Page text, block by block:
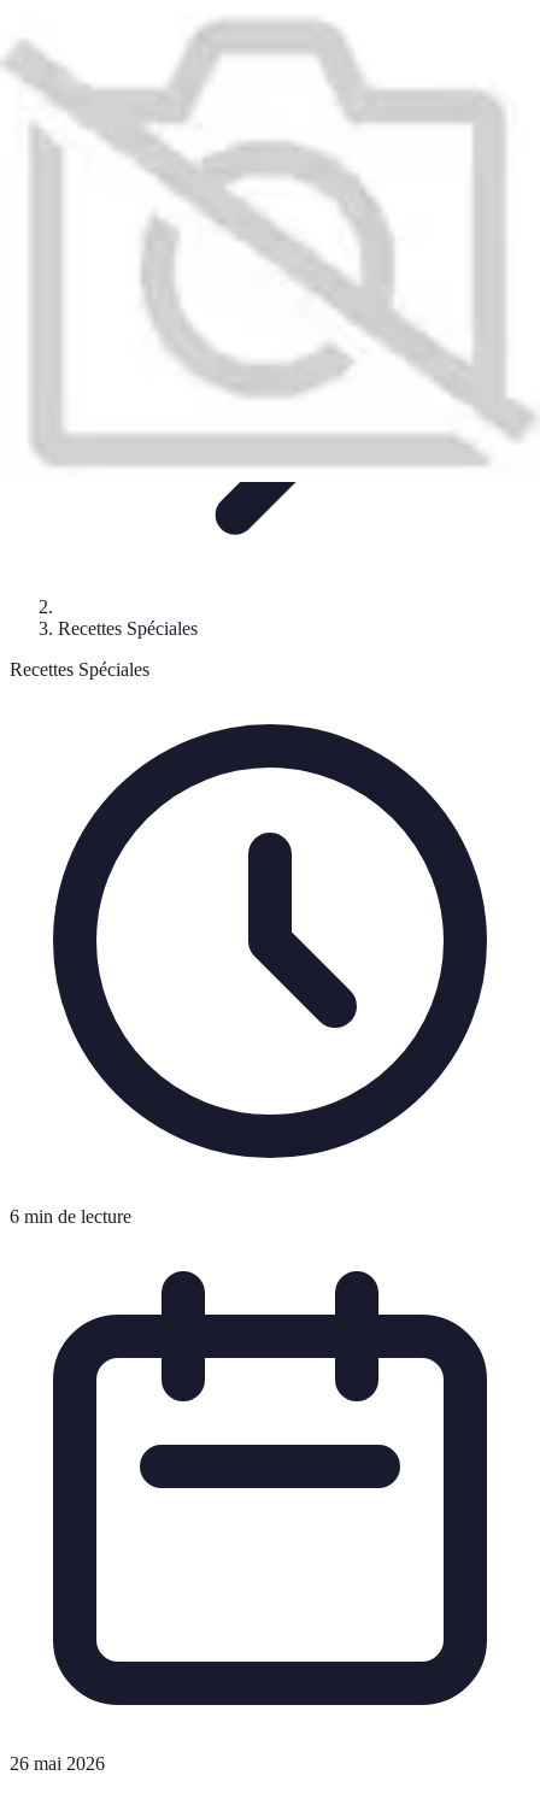
Recettes de Papillote
Recettes Faciles
Marinades
Recettes de Poisson
Recettes de Poissons
Recettes Spéciales
Recettes Spéciales
6 min de lecture
26 mai 2026